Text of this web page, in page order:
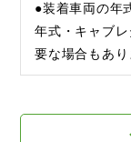
●装着車両の年
年式・キャブ
要な場合もあり